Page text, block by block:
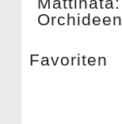
Orchideen
Favoriten